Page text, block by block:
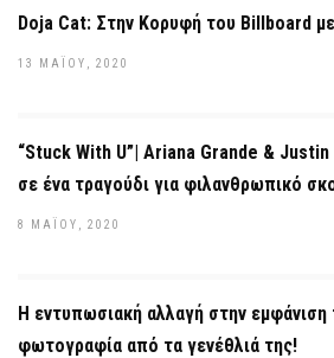
Doja Cat: Στην Κορυφή του Billboard
13 ΜΑΪ́ΟΥ, 2020
“Stuck With U”| Ariana Grande & Justin
σε ένα τραγούδι για φιλανθρωπικό
8 ΜΑΪ́ΟΥ, 2020
Η εντυπωσιακή αλλαγή στην
φωτογραφία από τα γενέθλιά της!